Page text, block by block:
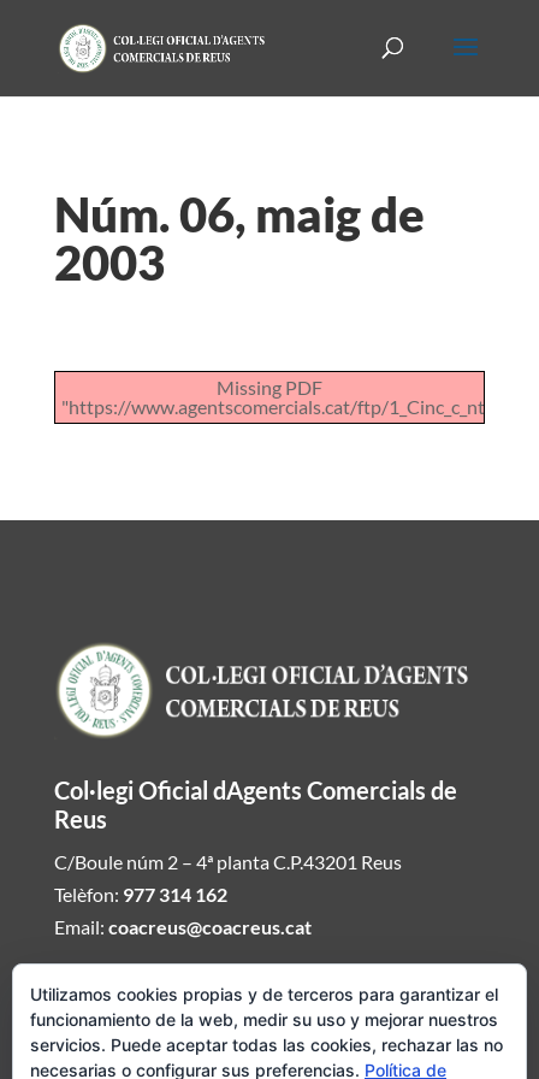
Núm. 06, maig de
2003
Missing PDF
"https://www.agentscomercials.cat/ftp/
Col·legi Oficial dAgents Comercials de
Reus
C/Boule núm 2 – 4ª planta C.P.43201 Reus
Telèfon: 977 314 162
Email: coacreus@coacreus.cat
Horari del Col·legi dAgents Comercials
De dilluns a divendres de 16:00h a 19:30h
Utilizamos cookies propias y de terceros para garantizar el
funcionamiento de la web, medir su uso y mejorar nuestros
servicios. Puede aceptar todas las cookies, rechazar las no
necesarias o configurar sus preferencias. Política de